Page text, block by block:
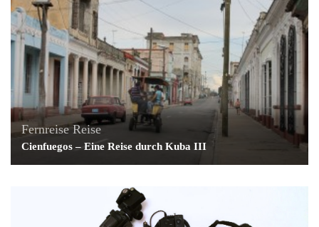
Fernreise Reise
Cienfuegos – Eine Reise durch Kuba III